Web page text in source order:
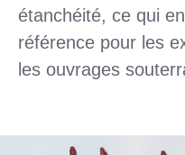
étanchéité, ce qui
référence pour les
les ouvrages